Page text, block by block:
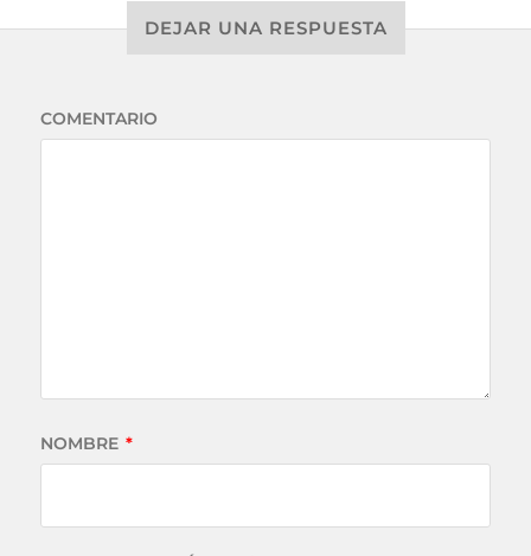
DEJAR UNA RESPUESTA
COMENTARIO
NOMBRE *